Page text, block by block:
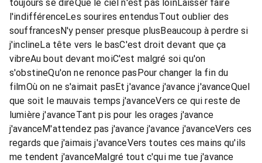
toujours se direQue le ciel n'est pas loinLaisser faire
l'indifférenceLes sourires entendusTout oublier des
souffrancesN'y penser presque plusBeaucoup à perdre si
j'inclineLa tête vers le basC'est droit devant que ça
vibreAu bout devant moiC'est malgré soi qu'on
s'obstineQu'on ne renonce pasPour changer la fin du
filmOù on ne s'aimait pasEt j'avance j'avance j'avanceQuel
que soit le mauvais temps j'avanceVers ce qui reste de
lumière j'avanceTant pis pour les orages j'avance
j'avanceM'attendez pas j'avance j'avance j'avanceVers ces
regards que j'aimais j'avanceVers toutes ces mains qu'ils
me tendent j'avanceMalgré tout c'qui me tue j'avance